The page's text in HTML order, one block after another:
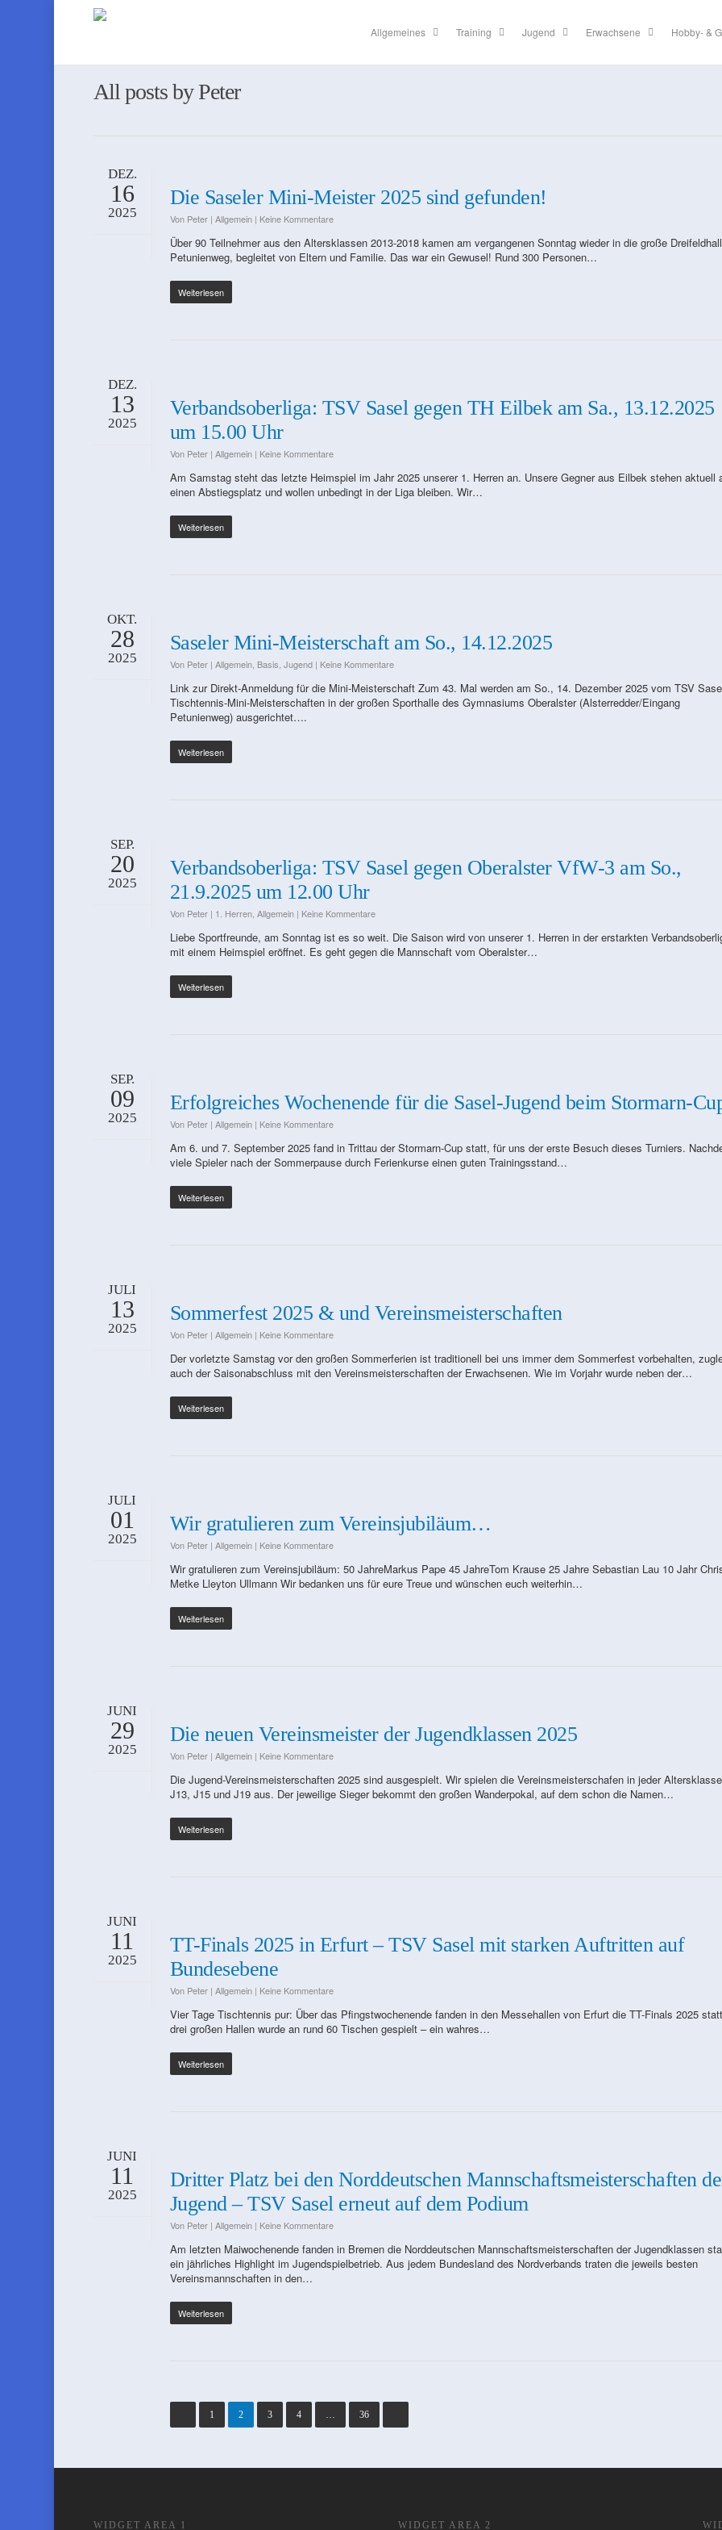
Allgemeines Training Jugend Erwachsene Hobby- &
All posts by Peter
DEZ.
16
2025
Die Saseler Mini-Meister 2025 sind gefunden!
Von Peter | Allgemein | Keine Kommentare
Über 90 Teilnehmer aus den Altersklassen 2013-2018 kamen am vergangenen Sonntag wieder in die große
Petunienweg, begleitet von Eltern und Familie. Das war ein Gewusel! Rund 300 Personen…
Weiterlesen
DEZ.
13
2025
Verbandsoberliga: TSV Sasel gegen TH Eilbek am Sa., 13.12.2025
um 15.00 Uhr
Von Peter | Allgemein | Keine Kommentare
Am Samstag steht das letzte Heimspiel im Jahr 2025 unserer 1. Herren an. Unsere Gegner aus Eilbek stehen aktuell
einen Abstiegsplatz und wollen unbedingt in der Liga bleiben. Wir…
Weiterlesen
OKT.
28
2025
Saseler Mini-Meisterschaft am So., 14.12.2025
Von Peter | Allgemein, Basis Jugend | Keine Kommentare
Link zur Direkt-Anmeldung für die Mini-Meisterschaft Zum 43. Mal werden am So., 14. Dezember 2025 vom TSV
Tischtennis-Mini-Meisterschaften in der großen Sporthalle des Gymnasiums Oberalster (Alsterredder/Eingang
Petunienweg) ausgerichtet….
Weiterlesen
SEP.
20
2025
Verbandsoberliga: TSV Sasel gegen Oberalster VfW-3 am So.,
21.9.2025 um 12.00 Uhr
Von Peter | 1. Herren, Allgemein | Keine Kommentare
Liebe Sportfreunde, am Sonntag ist es so weit. Die Saison wird von unserer 1. Herren in der erstarkten
mit einem Heimspiel eröffnet. Es geht gegen die Mannschaft vom Oberalster…
Weiterlesen
SEP.
09
2025
Erfolgreiches Wochenende für die Sasel-Jugend beim Stormarn-
Von Peter | Allgemein | Keine Kommentare
Am 6. und 7. September 2025 fand in Trittau der Stormarn-Cup statt, für uns der erste Besuch dieses Turniers.
viele Spieler nach der Sommerpause durch Ferienkurse einen guten Trainingsstand…
Weiterlesen
JULI
13
2025
Sommerfest 2025 & und Vereinsmeisterschaften
Von Peter | Allgemein | Keine Kommentare
Der vorletzte Samstag vor den großen Sommerferien ist traditionell bei uns immer dem Sommerfest vorbehalten,
auch der Saisonabschluss mit den Vereinsmeisterschaften der Erwachsenen. Wie im Vorjahr wurde neben der…
Weiterlesen
JULI
01
2025
Wir gratulieren zum Vereinsjubiläum…
Von Peter | Allgemein | Keine Kommentare
Wir gratulieren zum Vereinsjubiläum: 50 JahreMarkus Pape 45 JahreTom Krause 25 Jahre Sebastian Lau 10 Jahr
Metke Lleyton Ullmann Wir bedanken uns für eure Treue und wünschen euch weiterhin…
Weiterlesen
JUNI
29
2025
Die neuen Vereinsmeister der Jugendklassen 2025
Von Peter | Allgemein | Keine Kommentare
Die Jugend-Vereinsmeisterschaften 2025 sind ausgespielt. Wir spielen die Vereinsmeisterschafen in jeder
J13, J15 und J19 aus. Der jeweilige Sieger bekommt den großen Wanderpokal, auf dem schon die Namen…
Weiterlesen
JUNI
11
2025
TT-Finals 2025 in Erfurt – TSV Sasel mit starken Auftritten auf
Bundesebene
Von Peter | Allgemein | Keine Kommentare
Vier Tage Tischtennis pur: Über das Pfingstwochenende fanden in den Messehallen von Erfurt die TT-Finals 2025
drei großen Hallen wurde an rund 60 Tischen gespielt – ein wahres…
Weiterlesen
JUNI
11
2025
Dritter Platz bei den Norddeutschen Mannschaftsmeisterschaften
Jugend – TSV Sasel erneut auf dem Podium
Von Peter | Allgemein | Keine Kommentare
Am letzten Maiwochenende fanden in Bremen die Norddeutschen Mannschaftsmeisterschaften der Jugendklassen
ein jährliches Highlight im Jugendspielbetrieb. Aus jedem Bundesland des Nordverbands traten die jeweils besten
Vereinsmannschaften in den…
Weiterlesen
1 2 3 4 … 36
WIDGET AREA 1 WIDGET AREA 2